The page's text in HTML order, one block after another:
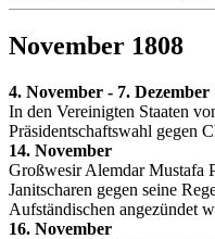
November 1808
4. November - 7. Dezember
In den Vereinigten Staaten
Präsidentschaftswahl gegen
14. November
Großwesir Alemdar Mustafa
Janitscharen gegen seine
Aufständischen angezündet
16. November